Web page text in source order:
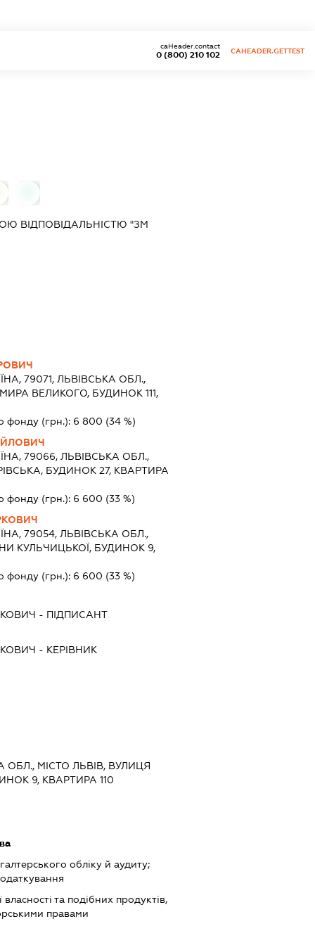
0 (800) 210 102
caHeader.contact
CAHEADER.GETTEST
ВІДПОВІДАЛЬНІСТЮ "ЗМ
79071, ЛЬВІВСЬКА ОБЛ.,
ВЕЛИКОГО, БУДИНОК 111,
фонду (грн.): 6 800 (34 %)
79066, ЛЬВІВСЬКА ОБЛ.,
БУДИНОК 27, КВАРТИРА
фонду (грн.): 6 600 (33 %)
79054, ЛЬВІВСЬКА ОБЛ.,
КУЛЬЧИЦЬКОЇ, БУДИНОК 9,
фонду (грн.): 6 600 (33 %)
- ПІДПИСАНТ
- КЕРІВНИК
ОБЛ., МІСТО ЛЬВІВ, ВУЛИЦЯ
9, КВАРТИРА 110
обліку й аудиту;
власності та подібних продуктів,
правами